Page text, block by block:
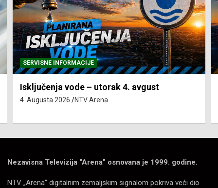
SERVISNE INFORMACIJE
Isključenja vode – utorak 4. avgust
4. Augusta 2026. NTV Arena
Nezavisna Televizija “Arena” osnovana je 1999. godine.
NTV „Arena“ digitalnim zemaljskim signalom pokriva veći dio